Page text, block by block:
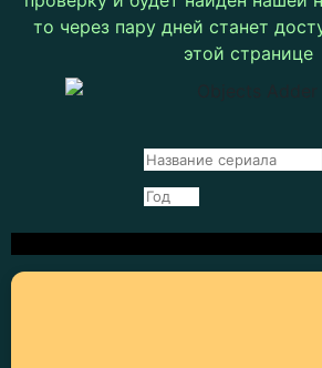
то через пару дней станет
этой странице